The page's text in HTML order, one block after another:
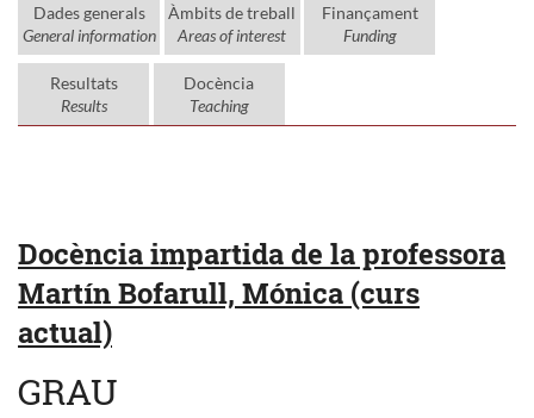
Dades generals
General information
Àmbits de treball
Areas of interest
Finançament
Funding
Resultats
Results
Docència
Teaching
Docència impartida de la professora
Martín Bofarull, Mónica (curs
actual)
GRAU